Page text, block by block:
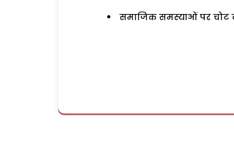
समाजिक समस्याओं पर